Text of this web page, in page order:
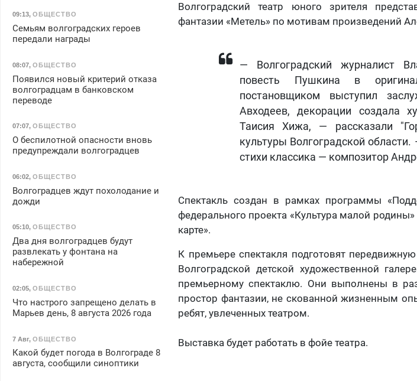
Волгоградский театр юного зрителя
фантазии «Метель» по мотивам произведений
— Волгоградский журналист
повесть Пушкина в
постановщиком выступил
Авходеев, декорации создала
Таисия Хижа, — рассказали
культуры Волгоградской
стихи классика — композитор
Спектакль создан в рамках программы
федерального проекта «Культура малой
карте».
К премьере спектакля подготовят
Волгоградской детской художественной
премьерному спектаклю. Они выполнены в
простор фантазии, не скованной жизненным
ребят, увлеченных театром.
Выставка будет работать в фойе театра.
09:13, ОБЩЕСТВО
Семьям волгоградских героев
передали награды
08:07, ОБЩЕСТВО
Появился новый критерий отказа
волгоградцам в банковском
переводе
07:07, ОБЩЕСТВО
О беспилотной опасности вновь
предупреждали волгоградцев
06:02, ОБЩЕСТВО
Волгоградцев ждут похолодание и
дожди
05:10, ОБЩЕСТВО
Два дня волгоградцев будут
развлекать у фонтана на
набережной
02:05, ОБЩЕСТВО
Что настрого запрещено делать в
Марьев день, 8 августа 2026 года
7 Авг, ОБЩЕСТВО
Какой будет погода в Волгограде 8
августа, сообщили синоптики